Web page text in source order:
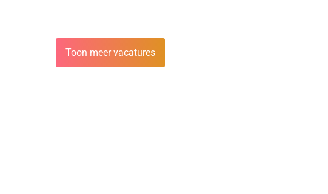
Toon meer vacatures